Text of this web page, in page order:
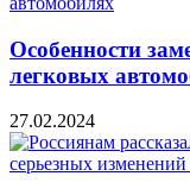
Особенности
легковых
27.02.2024